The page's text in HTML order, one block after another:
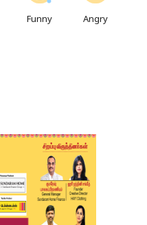
Funny Angry